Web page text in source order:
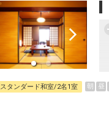
スタンダード和室/2名1室 朝 昼